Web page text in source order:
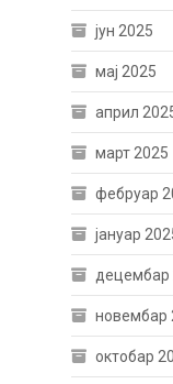
јун 2025
мај 2025
април
март 2025
фебруар
јануар
децембар
новембар
октобар